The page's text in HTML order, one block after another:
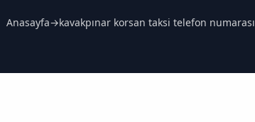
Anasayfa→kavakpınar korsan taksi telefon numarası